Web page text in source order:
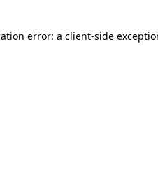
error: a client-side